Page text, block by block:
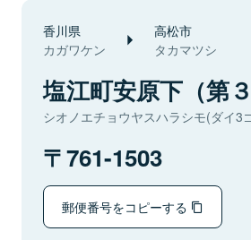
香川県
カガワケン
高松市
タカマツシ
塩江町安原下（第３
シオノエチョウヤスハラシモ(ダイ3
761-1503
郵便番号をコピーする